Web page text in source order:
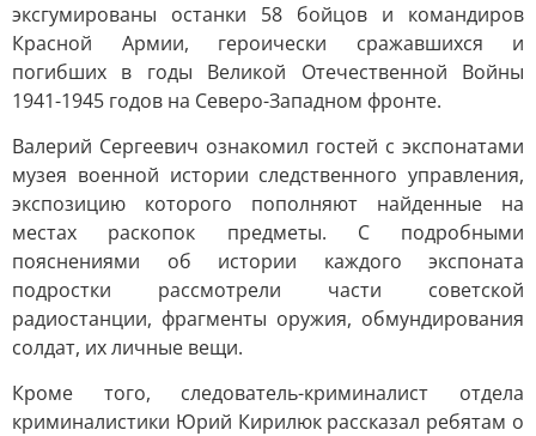
эксгумированы останки 58 бойцов и командиров
Красной Армии, героически сражавшихся и
погибших в годы Великой Отечественной Войны
1941-1945 годов на Северо-Западном фронте.
Валерий Сергеевич ознакомил гостей с экспонатами
музея военной истории следственного управления,
экспозицию которого пополняют найденные на
местах раскопок предметы. С подробными
пояснениями об истории каждого экспоната
подростки рассмотрели части советской
радиостанции, фрагменты оружия, обмундирования
солдат, их личные вещи.
Кроме того, следователь-криминалист отдела
криминалистики Юрий Кирилюк рассказал ребятам о